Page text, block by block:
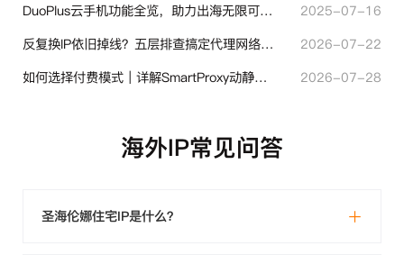
DuoPlus云手机功能全览，助力出海无限可能！
2025-07-16
反复换IP依旧掉线？五层排查搞定代理网络异常
2026-07-22
如何选择付费模式｜详解SmartProxy动静态计费体系
2026-07-28
海外IP常见问答
圣海伦娜住宅IP是什么？